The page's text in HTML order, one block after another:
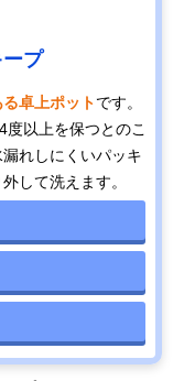
プ
卓上ポットです。
度以上を保つとのこ
れしにくいパッキ
して洗えます。